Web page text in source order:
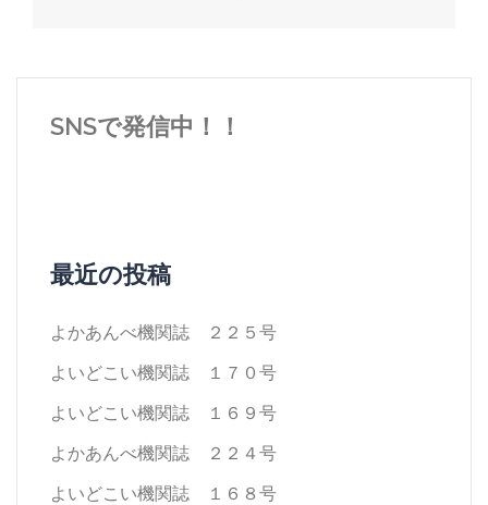
ビ
ゲ
ー
SNSで発信中！！
最近の投稿
よかあんべ機関誌 ２２５号
よいどこい機関誌 １７０号
よいどこい機関誌 １６９号
よかあんべ機関誌 ２２４号
よいどこい機関誌 １６８号